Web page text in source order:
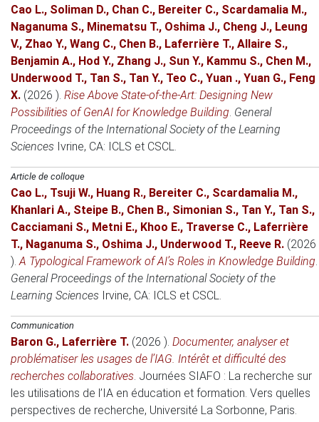
Cao L., Soliman D., Chan C., Bereiter C., Scardamalia M.,
Naganuma S., Minematsu T., Oshima J., Cheng J., Leung
V., Zhao Y., Wang C., Chen B., Laferrière T., Allaire S.,
Benjamin A., Hod Y., Zhang J., Sun Y., Kammu S., Chen M.,
Underwood T., Tan S., Tan Y., Teo C., Yuan ., Yuan G., Feng
X. (2026 ). Rise Above State-of-the-Art: Designing New
Possibilities of GenAI for Knowledge Building. General
Proceedings of the International Society of the Learning
Sciences Ivrine, CA: ICLS et CSCL.
Article de colloque
Cao L., Tsuji W., Huang R., Bereiter C., Scardamalia M.,
Khanlari A., Steipe B., Chen B., Simonian S., Tan Y., Tan S.,
Cacciamani S., Metni E., Khoo E., Traverse C., Laferrière
T., Naganuma S., Oshima J., Underwood T., Reeve R. (2026
).A Typological Framework of AI’s Roles in Knowledge Building.
General Proceedings of the International Society of the
Learning Sciences Irvine, CA: ICLS et CSCL.
Communication
Baron G., Laferrière T. (2026 ). Documenter, analyser et
problématiser les usages de l’IAG. Intérêt et difficulté des
recherches collaboratives. Journées SIAFO : La recherche sur
les utilisations de l’IA en éducation et formation. Vers quelles
perspectives de recherche, Université La Sorbonne, Paris.